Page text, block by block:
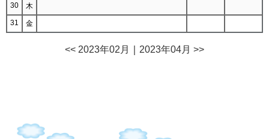
30
木
31
金
<< 2023年02月 2023年04月 >>